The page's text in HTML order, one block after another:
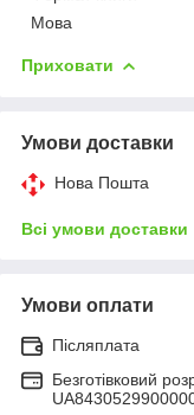
Мова
Приховати
Умови доставки
Нова Пошта
Всі умови доставки
Умови оплати
Післяплата
Безготівковий